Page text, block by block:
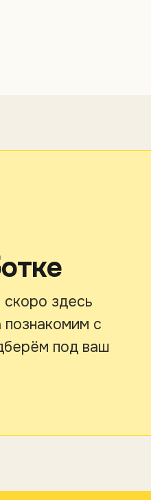
здесь
с
под ваш